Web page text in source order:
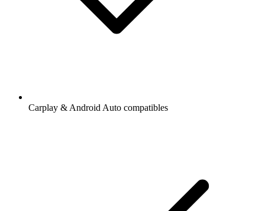
Carplay & Android Auto compatibles